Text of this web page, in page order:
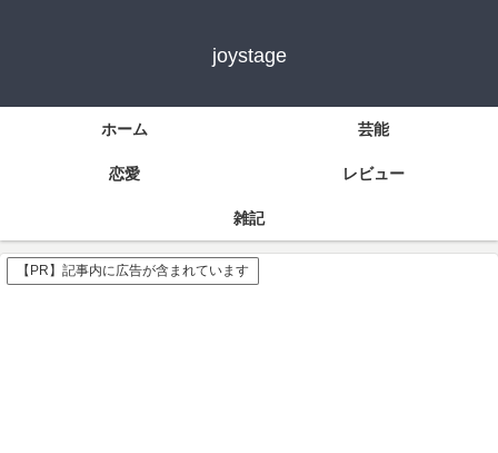
joystage
ホーム 芸能
恋愛 レビュー
雑記
【PR】記事内に広告が含まれています